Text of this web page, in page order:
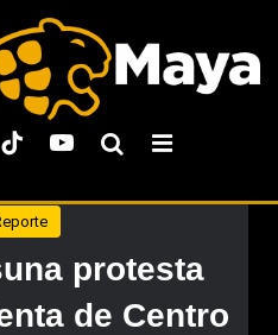
protesta
de Centro